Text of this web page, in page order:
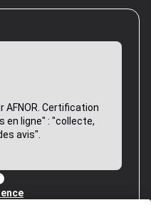
Certification
en ligne" : "collecte,
avis".